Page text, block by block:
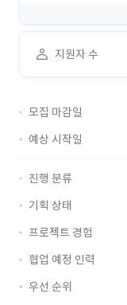
지원자 수
모집 마감일
예상 시작일
진행 분류
기획 상태
프로젝트 경험
협업 예정 인력
우선 순위